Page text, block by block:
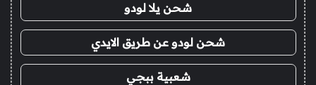
شحن يلا لودو
شحن لودو عن طريق الايدي
شعبية ببجي